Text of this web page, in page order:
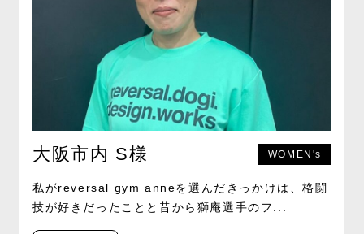
大阪市内 S様 WOMEN's
私がreversal gym anneを選んだきっかけは、格闘
技が好きだったことと昔から獅庵選手のフ...